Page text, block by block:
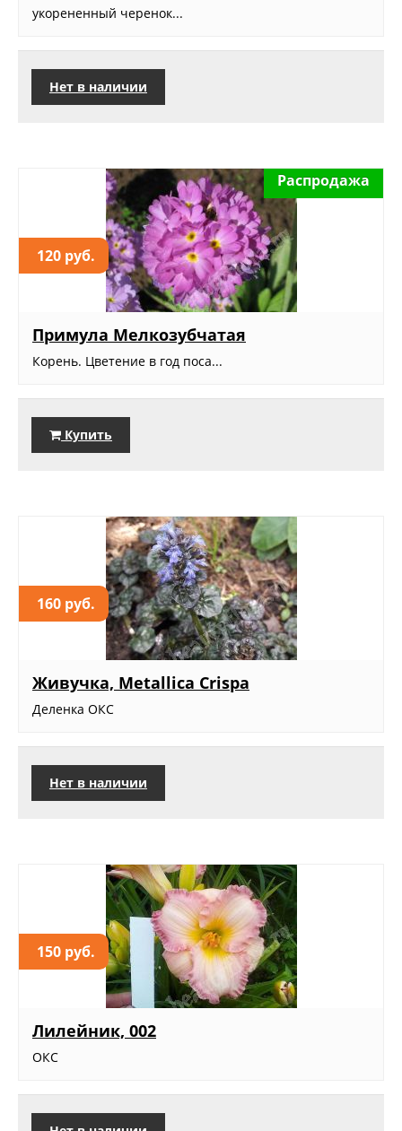
укорененный черенок...
Нет в наличии
120 руб.
Распродажа
Примула Мелкозубчатая
Корень. Цветение в год поса...
Купить
160 руб.
Живучка, Metallica Crispa
Деленка ОКС
Нет в наличии
150 руб.
Лилейник, 002
ОКС